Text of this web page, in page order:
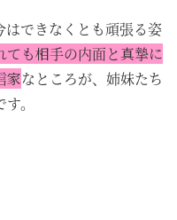
できなくとも頑張る姿
ても相手の内面と真摯に
家なところが、姉妹たち
。